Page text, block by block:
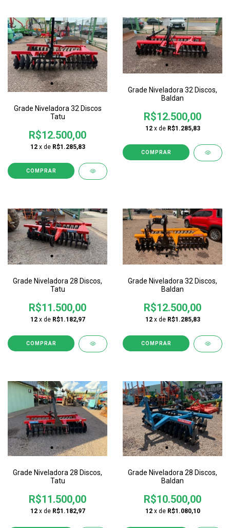
Grade Niveladora 32 Discos
Tatu
R$12.500,00
12 x de R$1.285,83
Grade Niveladora 32 Discos,
Baldan
R$12.500,00
12 x de R$1.285,83
Grade Niveladora 28 Discos,
Tatu
R$11.500,00
12 x de R$1.182,97
Grade Niveladora 32 Discos,
Baldan
R$12.500,00
12 x de R$1.285,83
Grade Niveladora 28 Discos,
Tatu
R$11.500,00
12 x de R$1.182,97
Grade Niveladora 28 Discos,
Baldan
R$10.500,00
12 x de R$1.080,10